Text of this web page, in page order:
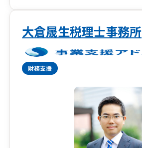
大倉晟生税理士事務所